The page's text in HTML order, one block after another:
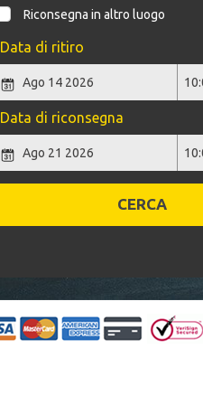
Riconsegna in altro luogo
Data di ritiro
Data di riconsegna
CERCA